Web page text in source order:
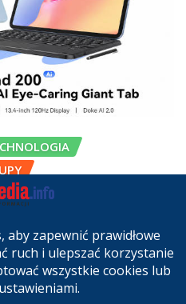
dla